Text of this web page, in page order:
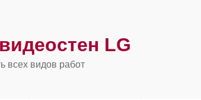
видеостен LG
всех видов работ